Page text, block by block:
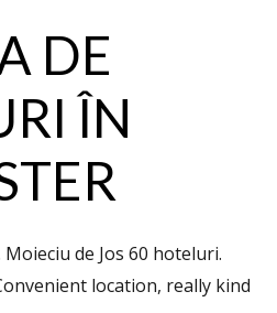
DE
ÎN
de Jos 60 hoteluri.
location, really kind